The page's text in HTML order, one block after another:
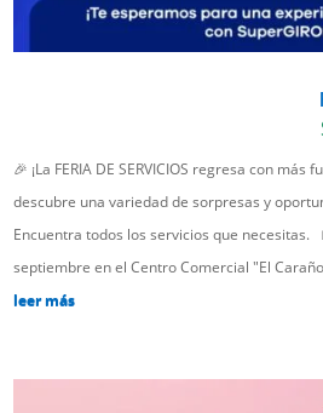
🎉 ¡La FERIA DE SERVICIOS regresa con
descubre una variedad de sorpresas y
Encuentra todos los servicios que necesitas.
septiembre en el Centro Comercial "El
leer más